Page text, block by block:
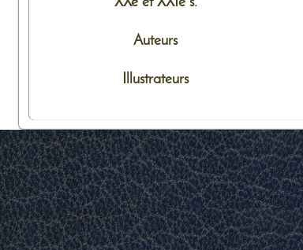
Auteurs
Illustrateurs